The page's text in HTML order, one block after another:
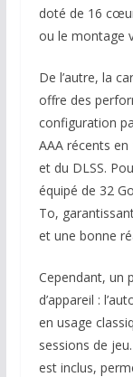
doté de 16
ou le montage
De l’autre, la
offre des
configuration
AAA récents
et du DLSS.
équipé de 32
To,
et une bonne
Cependant, un
d’appareil :
en usage
sessions de
est inclus,